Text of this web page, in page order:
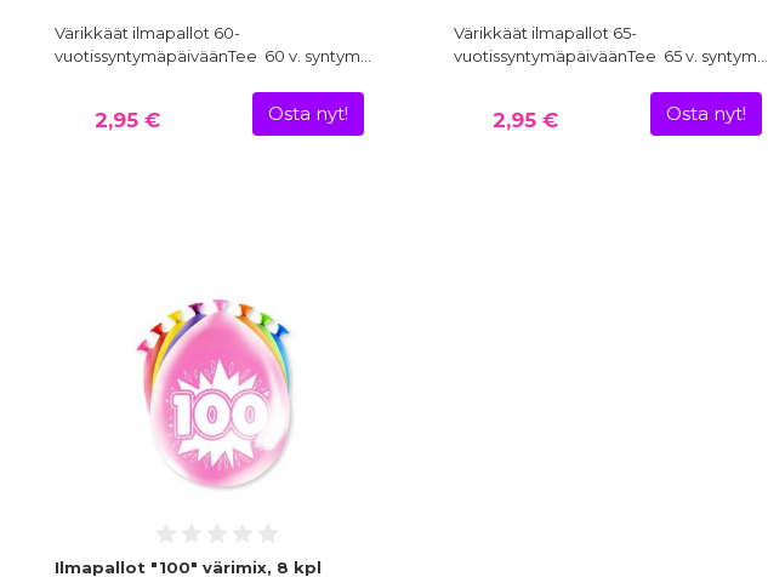
Värikkäät ilmapallot 60-
vuotissyntymäpäiväänTee 60 v. syntym…
2,95 € Osta nyt!
Värikkäät ilmapallot 65-
vuotissyntymäpäiväänTee 65 v. syntym…
2,95 € Osta nyt!
Ilmapallot "100" värimix, 8 kpl